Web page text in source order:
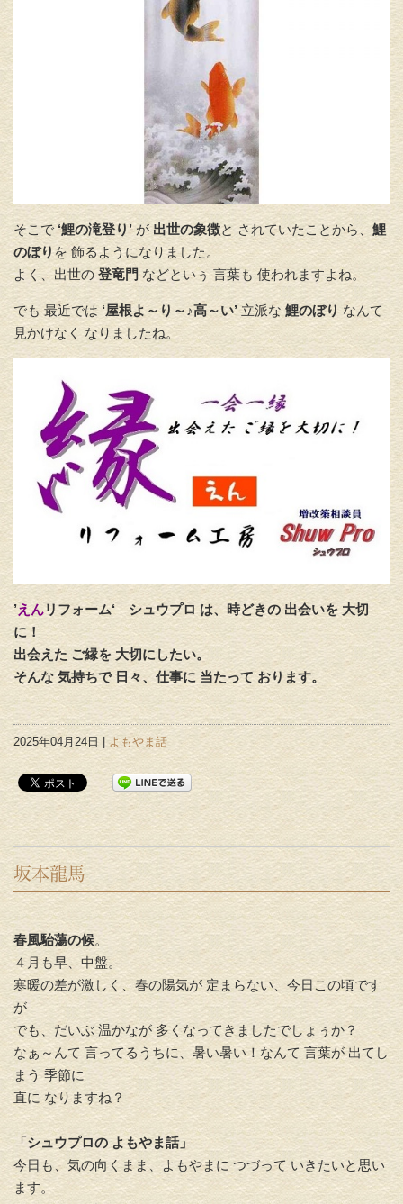
そこで‘鯉の滝登り’が 出世の象徴と されていたことから、 鯉
のぼりを 飾るようになりました。
よく、出世の 登竜門 などといぅ 言葉も 使われますよね。
でも 最近では ‘屋根よ～り～♪高～い’ 立派な 鯉のぼり なんて
見かけなく なりましたね。
’えんリフォーム‘ シュウプロ は、時どきの 出会いを 大切
に！
出会えた ご縁を 大切にしたい。
そんな 気持ちで 日々、仕事に 当たって おります。
2025年04月24日 |よもやま話
坂本龍馬
春風駘蕩の候。
４月も早、中盤。
寒暖の差が激しく、春の陽気が 定まらない、今日この頃です
が
でも、だいぶ 温かなが 多くなってきましたでしょぅか？
なぁ～んて 言ってるうちに、暑い暑い！なんて 言葉が 出てし
まう 季節に
直に なりますね？
「シュウプロの よもやま話」
今日も、気の向くまま、よもやまに つづって いきたいと思い
ます。